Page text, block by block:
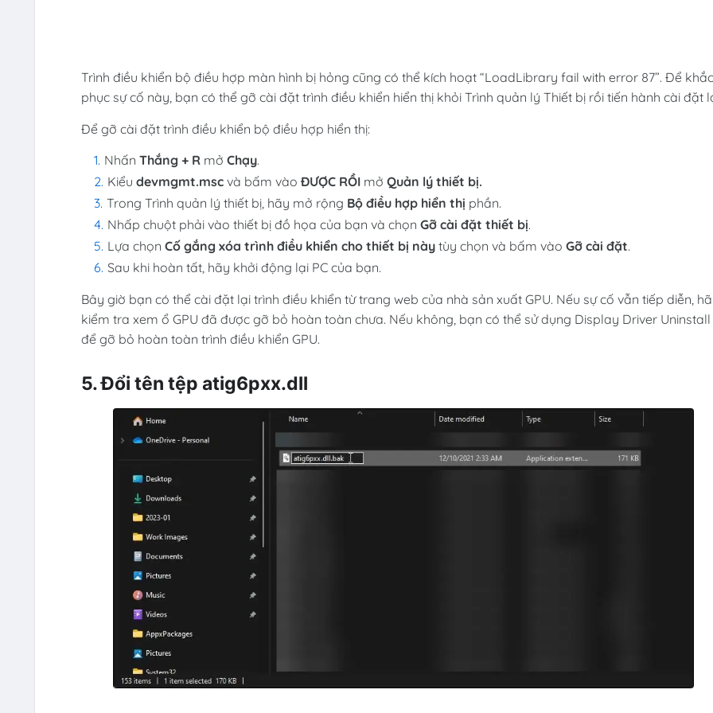
Trình điều khiển bộ điều hợp màn hình bị hỏng cũng có thể kích hoạt “LoadLibrary fail with error 87”. Để khắc
phục sự cố này, bạn có thể gỡ cài đặt trình điều khiển hiển thị khỏi Trình quản lý Thiết bị rồi tiến hành cài đặt
Để gỡ cài đặt trình điều khiển bộ điều hợp hiển thị:
Nhấn Thắng + Rmở Chạy.
Kiểu devmgmt.mscvà bấm vào ĐƯỢC RỒImở Quản lý thiết bị.
Trong Trình quản lý thiết bị, hãy mở rộng Bộ điều hợp hiển thị phần.
Nhấp chuột phải vào thiết bị đồ họa của bạn và chọn Gỡ cài đặt thiết bị.
Lựa chọn Cố gắng xóa trình điều khiển cho thiết bị nàytùy chọn và bấm vào Gỡ cài đặt.
Sau khi hoàn tất, hãy khởi động lại PC của bạn.
Bây giờ bạn có thể cài đặt lại trình điều khiển từ trang web của nhà sản xuất GPU. Nếu sự cố vẫn tiếp diễn,
kiểm tra xem ổ GPU đã được gỡ bỏ hoàn toàn chưa. Nếu không, bạn có thể sử dụng Display Driver Uninstall
để gỡ bỏ hoàn toàn trình điều khiển GPU.
5. Đổi tên tệp atig6pxx.dll